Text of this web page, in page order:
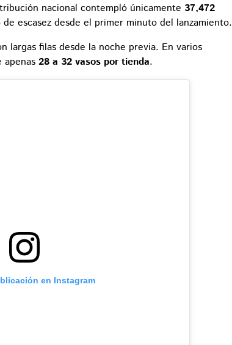
nacional contempló únicamente 37,472
escasez desde el primer minuto del lanzamiento.
largas filas desde la noche previa. En varios
28 a 32 vasos por tienda.
en Instagram